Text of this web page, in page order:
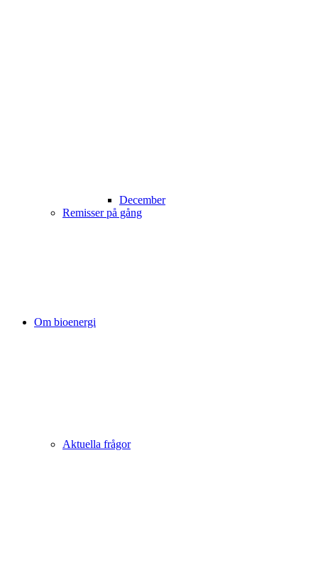
December
Remisser på gång
Om bioenergi
Aktuella frågor